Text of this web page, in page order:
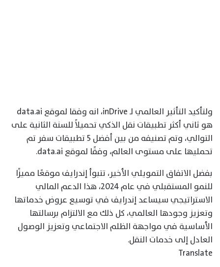
ولتأكيد التأثير العالمي لـ inDrive، انه وفقا لموقع data.ai
هو ثاني أكثر تطبيقات نقل الذكي تحميلاً للسنة الثانية على
التوالي، وتم تصنيفه من بين أفضل 5 تطبيقات سفر تم
تحمليها على مستوى العالم، وفقًا لموقع data.ai.
بفضل الاتفاق التمويلي الأخير، تتبوأ إندرايف موقعًا مميزًا
للنمو المستقبلي في عام 2024، هذا الدعم المالي
الاستراتيجي سيساعد إندرايف في توسيع عروض خدماتها
وتعزيز وجودها العالمي، كل ذلك مع الالتزام برسالتها
الأساسية في مواجهة الظلم الاجتماعي وتعزيز الوصول
العادل إلى خدمات النقل.
Translate